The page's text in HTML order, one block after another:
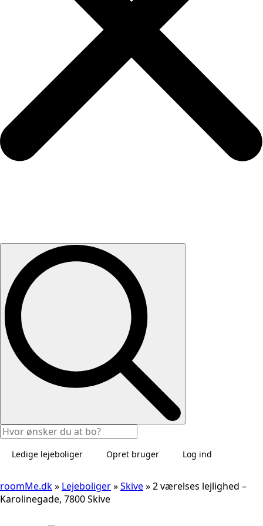
Ledige lejeboliger Opret bruger Log ind
roomMe.dk» Lejeboliger»Skive»2 værelses lejlighed –
Karolinegade, 7800 Skive